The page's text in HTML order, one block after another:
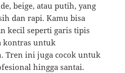
beige, atau putih, yang
dan rapi. Kamu bisa
kecil seperti garis tipis
kontras untuk
Tren ini juga cocok untuk
hingga santai.